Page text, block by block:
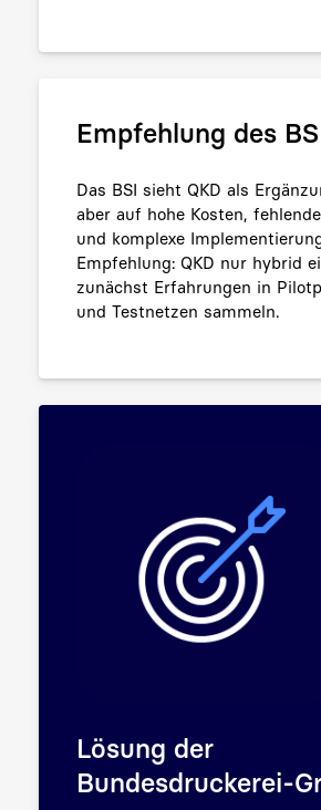
Empfehlung des
Das BSI sieht QKD als
aber auf hohe Kosten,
und komplexe
Empfehlung: QKD nur hybrid
zunächst Erfahrungen in
und Testnetzen sammeln.
Lösung der
Bundesdruckerei-